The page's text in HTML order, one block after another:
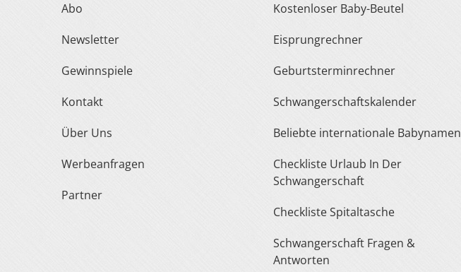
Abo
Newsletter
Gewinnspiele
Kontakt
Über Uns
Werbeanfragen
Partner
Kostenloser Baby-Beutel
Eisprungrechner
Geburtsterminrechner
Schwangerschaftskalender
Beliebte internationale Babynamen
Checkliste Urlaub In Der
Schwangerschaft
Checkliste Spitaltasche
Schwangerschaft Fragen &
Antworten